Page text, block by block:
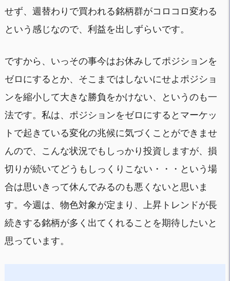
せず、週替わりで買われる銘柄群がコロコロ変わる
という感じなので、利益を出しずらいです。
ですから、いっその事今はお休みしてポジションを
ゼロにするとか、そこまではしないにせよポジショ
ンを縮小して大きな勝負をかけない、というのも一
法です。私は、ポジションをゼロにするとマーケッ
トで起きている変化の兆候に気づくことができませ
んので、こんな状況でもしっかり投資しますが、損
切りが続いてどうもしっくりこない・・・という場
合は思いきって休んでみるのも悪くないと思いま
す。今週は、物色対象が定まり、上昇トレンドが長
続きする銘柄が多く出てくれることを期待したいと
思っています。